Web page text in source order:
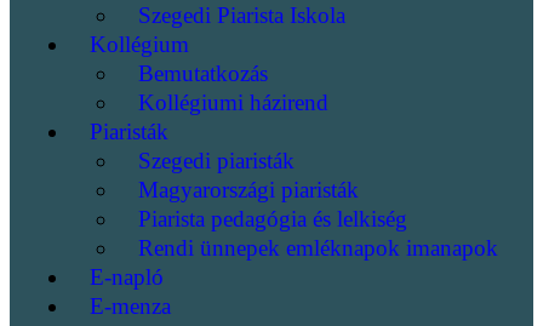
Szegedi Piarista Iskola
Kollégium
Bemutatkozás
Kollégiumi házirend
Piaristák
Szegedi piaristák
Magyarországi piaristák
Piarista pedagógia és lelkiség
Rendi ünnepek emléknapok imanapok
E-napló
E-menza